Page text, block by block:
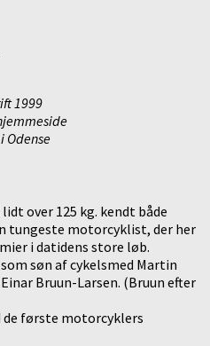
1999
Odense
over 125 kg. kendt både
tungeste motorcyklist, der her
i datidens store løb.
søn af cykelsmed Martin
Bruun-Larsen. (Bruun efter
de første motorcyklers